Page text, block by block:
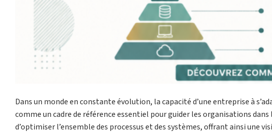
Dans un monde en constante évolution, la capacité d’une entreprise à
comme un cadre de référence essentiel pour guider les organisations
d’optimiser l’ensemble des processus et des systèmes, offrant ainsi une